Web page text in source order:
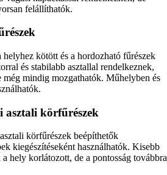
felállíthatók.
kötött és a hordozható fűrészek
és stabilabb asztallal rendelkeznek,
mindig mozgathatók. Műhelyben és
asztali körfűrészek
körfűrészek beépíthetők
kiegészítéseként használhatók. Kisebb
hely korlátozott, de a pontosság továbbra